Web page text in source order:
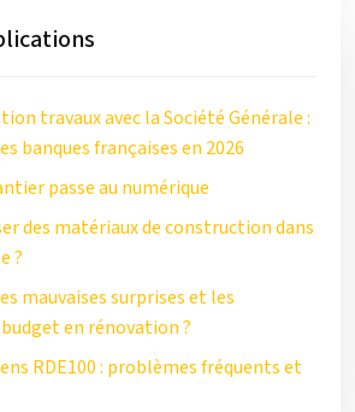
travaux avec la Société Générale :
banques françaises en 2026
passe au numérique
des matériaux de construction dans
?
mauvaises surprises et les
en rénovation ?
RDE100 : problèmes fréquents et